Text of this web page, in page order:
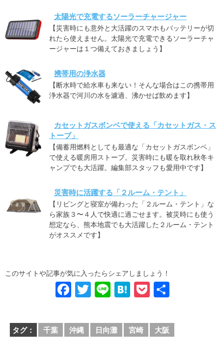
太陽光で充電するソーラーチャージャー
【災害時にも意外と大活躍のスマホもバッテリーが切
れたら使えません。太陽光で充電できるソーラーチャ
ージャーは１つ備えておきましょう】
携帯用の浄水器
【断水時で給水車も来ない！そんな場合はこの携帯用
浄水器で河川の水を濾過、沸かせば飲めます】
カセットガスボンベで使える「カセットガス・ス
トーブ」
【備蓄用燃料としても最適な「カセットガスボンベ」
で使える暖房用ストーブ。災害時にも暖を取れ秋冬キ
ャンプでも大活躍。編集部スタッフも愛用中です】
災害時に活躍する「２ルーム・テント」
【リビングと寝室が備わった「２ルーム・テント」な
ら家族３〜４人で快適に過ごせます。被災時にも使う
想定なら、熊本地震でも大活躍した２ルーム・テント
がオススメです】
このサイトや記事が気に入ったらシェアしましょう！
F
a
c
e
T
wi
tt
er
Li
n
e
H
at
e
n
P
o
ck
et
タグ： 千葉 沖縄 日向灘 宮崎 大阪